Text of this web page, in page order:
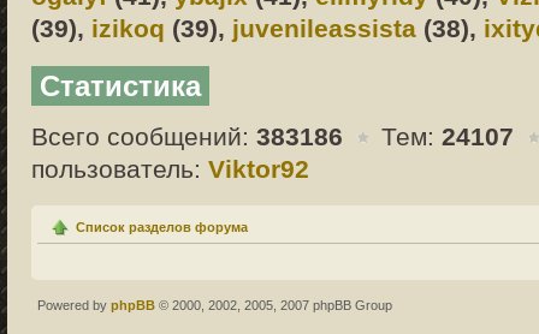
(39), izikoq (39), juvenileassista (38),
Статистика
Всего сообщений: 383186 Тем: 24107
пользователь: Viktor92
Список разделов форума
Powered by phpBB © 2000, 2002, 2005, 2007 phpBB Group